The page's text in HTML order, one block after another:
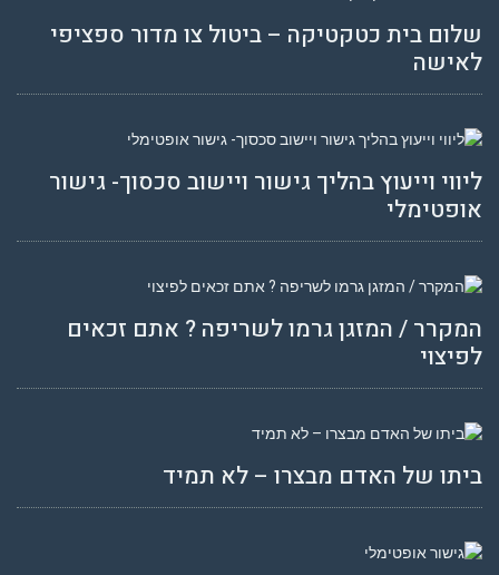
שלום בית כטקטיקה – ביטול צו מדור ספציפי
לאישה
ליווי וייעוץ בהליך גישור ויישוב סכסוך- גישור
אופטימלי
המקרר / המזגן גרמו לשריפה ? אתם זכאים
לפיצוי
ביתו של האדם מבצרו – לא תמיד